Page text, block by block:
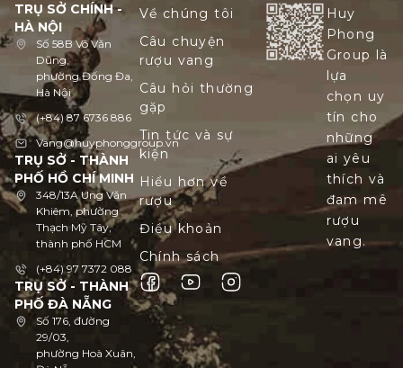
TRỤ SỞ CHÍNH -
HÀ NỘI
Số 58B Võ Văn
Dũng,
phường Đống Đa,
Hà Nội
(+84) 87 6736 886
Vang@huyphonggroup.vn
TRỤ SỞ - THÀNH
PHỐ HỒ CHÍ MINH
348/13A Ung Văn
Khiêm, phường
Thạch Mỹ Tây,
thành phố HCM
(+84) 97 7372 088
TRỤ SỞ - THÀNH
PHỐ ĐÀ NẴNG
Số 176, đường
29/03,
phường Hoà Xuân,
Về chúng tôi
Câu chuyện
rượu vang
Câu hỏi thường
gặp
Tin tức và sự
kiện
Hiểu hơn về
rượu
Điều khoản
Chính sách
Huy
Phong
Group là
lựa
chọn uy
tín cho
những
ai yêu
thích và
đam mê
rượu
vang.